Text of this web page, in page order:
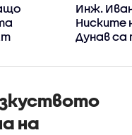
Инж.
Ниските
Дунав са
промени,
на